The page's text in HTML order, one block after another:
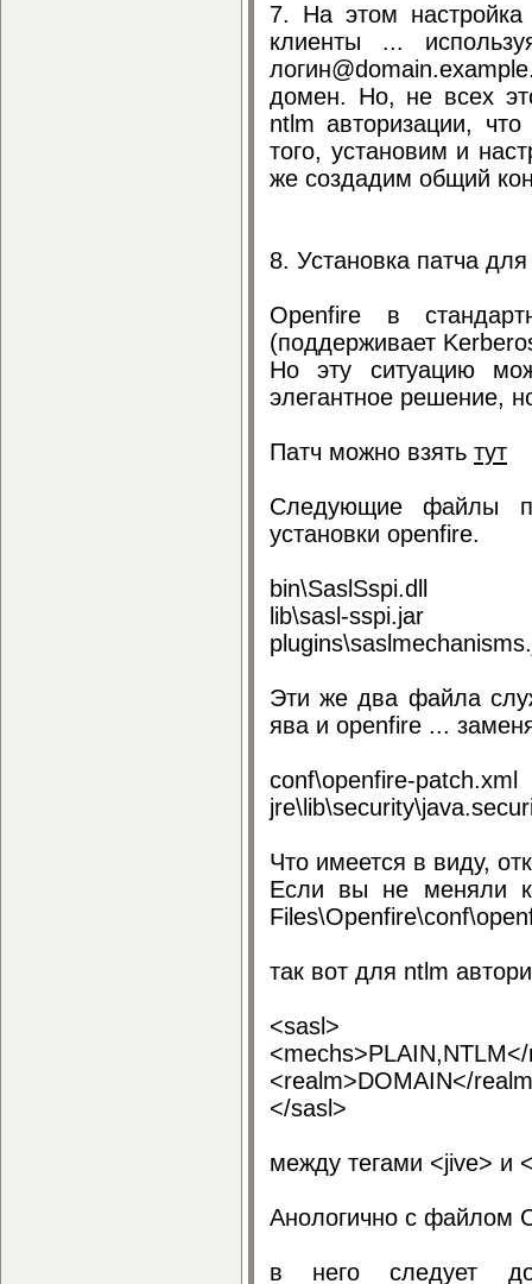
7. На этом
клиенты ...
домен. Но, не всех
ntlm авторизации,
того, установим и
же создадим общий
8. Установка патча
Openfire в
(поддерживает
Но эту ситуацию
элегантное решение,
Патч можно взять тут
Следующие файлы
установки openfire.
bin\SaslSspi.dll
lib\sasl-sspi.jar
Эти же два файла
ява и openfire ...
conf\openfire-patch.xml
Что имеется в виду,
Если вы не меняли
так вот для ntlm
<sasl>
<realm>DOMAIN</
</sasl>
между тегами <jive> и
Анологично с файлом
в него следует